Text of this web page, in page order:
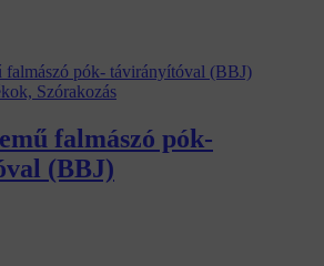
Szórakozás
falmászó pók-
(BBJ)